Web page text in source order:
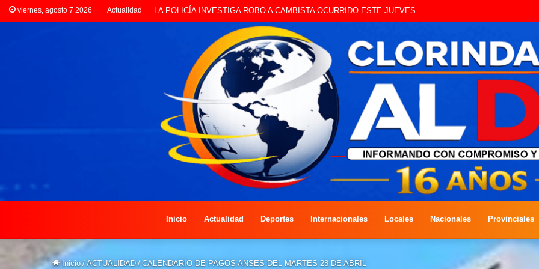
viernes, agosto 7 2026 Actualidad PREOCUPACIÓN POR MOTOS QUE CIRCULAN SIN ILUMINACIÓN
Inicio Actualidad Deportes Internacionales Locales Nacionales Provinciales
Inicio / ACTUALIDAD / CALENDARIO DE PAGOS ANSES DEL MARTES 28 DE ABRIL